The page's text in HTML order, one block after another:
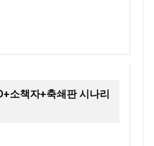
소책자+축쇄판 시나리